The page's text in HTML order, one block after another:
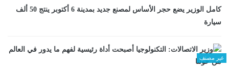
كامل الوزير يضع حجر الأساس لمصنع جديد بمدينة 6 أكتوبر ينتج 50 ألف
سيارة
غير مصنف